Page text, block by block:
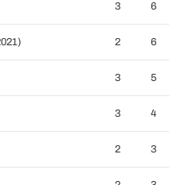
3 6
2 6
3 5
3 4
2 3